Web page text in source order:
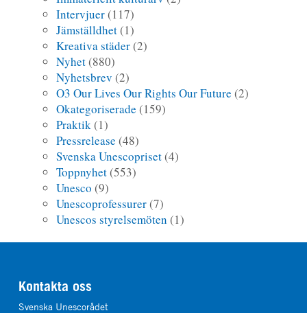
Intervjuer(117)
Jämställdhet(1)
Kreativa städer(2)
Nyhet(880)
Nyhetsbrev (2)
O3 Our Lives Our Rights Our Future (2)
Okategoriserade (159)
Praktik(1)
Pressrelease (48)
Svenska Unescopriset(4)
Toppnyhet(553)
Unesco (9)
Unescoprofessurer(7)
Unescos styrelsemöten (1)
Kontakta oss
Svenska Unescorådet